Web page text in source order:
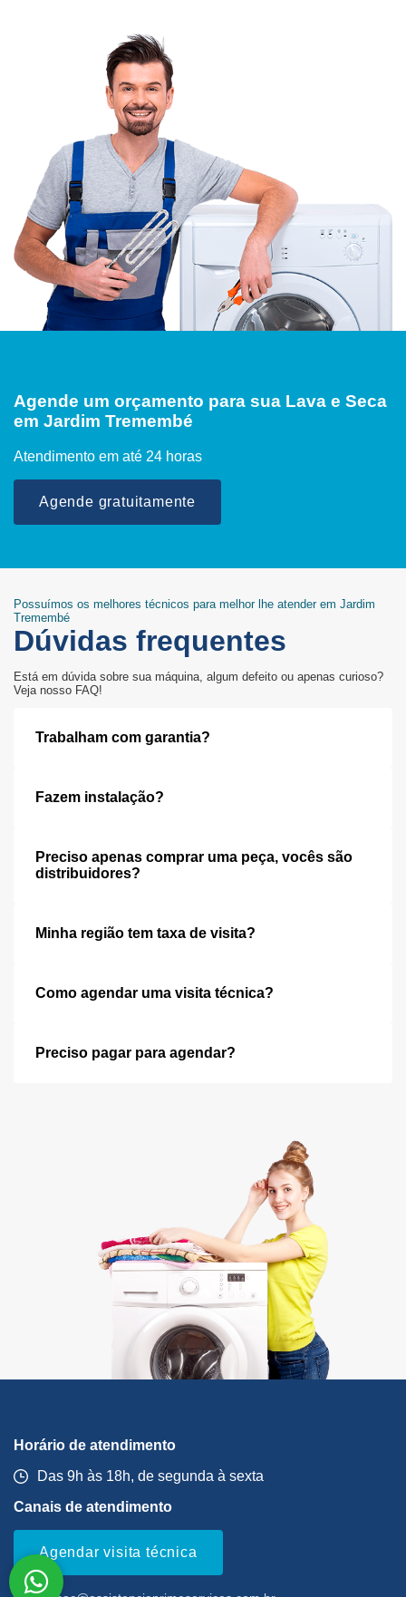
Agende um orçamento para sua Lava e Seca
em Jardim Tremembé
Atendimento em até 24 horas
Agende gratuitamente
Possuímos os melhores técnicos para melhor lhe atender em Jardim
Tremembé
Dúvidas frequentes
Está em dúvida sobre sua máquina, algum defeito ou apenas curioso?
Veja nosso FAQ!
Trabalham com garantia?
Fazem instalação?
Preciso apenas comprar uma peça, vocês são
distribuidores?
Minha região tem taxa de visita?
Como agendar uma visita técnica?
Preciso pagar para agendar?
Horário de atendimento
Das 9h às 18h, de segunda à sexta
Canais de atendimento
Agendar visita técnica